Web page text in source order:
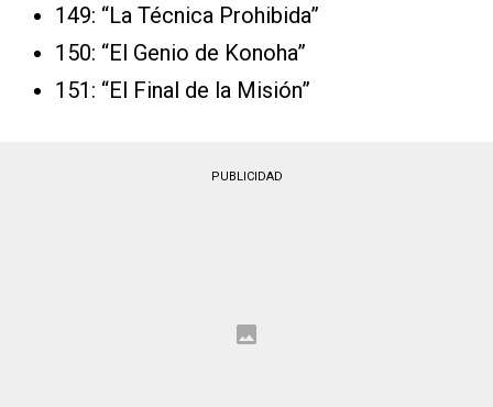
149: “La Técnica Prohibida”
150: “El Genio de Konoha”
151: “El Final de la Misión”
PUBLICIDAD